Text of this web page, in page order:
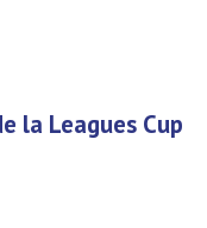
la Leagues Cup